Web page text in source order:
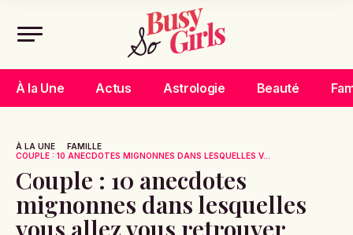
À la Une Actus Astrologie Beauté
À LA UNE
FAMILLE
COUPLE : 10 ANECDOTES MIGNONNES DANS LESQUELLES V...
Couple : 10 anecdotes
mignonnes dans lesquelles
vous allez vous retrouver